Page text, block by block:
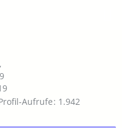
Aufrufe 1.942